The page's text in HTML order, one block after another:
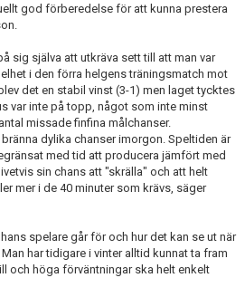
god förberedelse för att kunna prestera
sig själva att utkräva sett till att man var
i den förra helgens träningsmatch mot
det en stabil vinst (3-1) men laget tycktes
var inte på topp, något som inte minst
missade finfina målchanser.
dylika chanser imorgon. Speltiden är
med tid att producera jämfört med
sin chans att "skrälla" och att helt
mer i de 40 minuter som krävs, säger
spelare går för och hur det kan se ut när
har tidigare i vinter alltid kunnat ta fram
och höga förväntningar ska helt enkelt